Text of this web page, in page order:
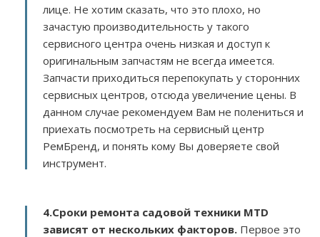
лице. Не хотим сказать, что это плохо, но
зачастую производительность у такого
сервисного центра очень низкая и доступ к
оригинальным запчастям не всегда имеется.
Запчасти приходиться перепокупать у сторонних
сервисных центров, отсюда увеличение цены. В
данном случае рекомендуем Вам не полениться и
приехать посмотреть на сервисный центр
РемБренд, и понять кому Вы доверяете свой
инструмент.
4.Сроки ремонта садовой техники MTD
зависят от нескольких факторов. Первое это